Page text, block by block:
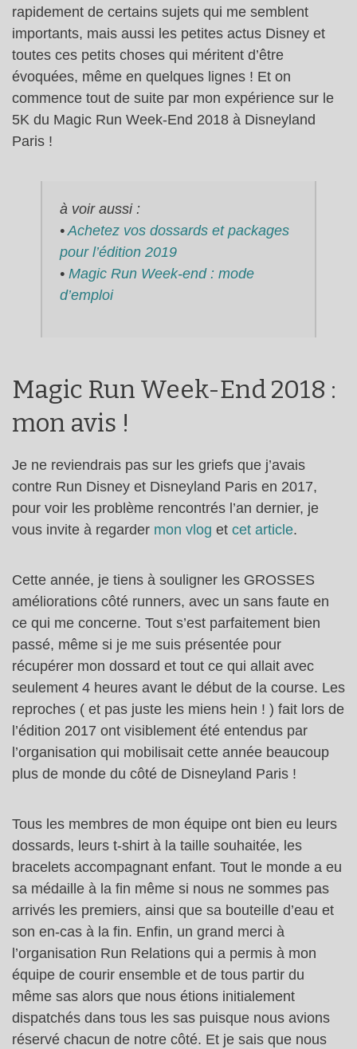
rapidement de certains sujets qui me semblent
importants, mais aussi les petites actus Disney et
toutes ces petits choses qui méritent d’être
évoquées, même en quelques lignes ! Et on
commence tout de suite par mon expérience sur le
5K du Magic Run Week-End 2018 à Disneyland
Paris !
à voir aussi :
• Achetez vos dossards et packages
pour l’édition 2019
• Magic Run Week-end : mode
d’emploi
Magic Run Week-End 2018 :
mon avis !
Je ne reviendrais pas sur les griefs que j’avais
contre Run Disney et Disneyland Paris en 2017,
pour voir les problème rencontrés l’an dernier, je
vous invite à regarder mon vlog et cet article.
Cette année, je tiens à souligner les GROSSES
améliorations côté runners, avec un sans faute en
ce qui me concerne. Tout s’est parfaitement bien
passé, même si je me suis présentée pour
récupérer mon dossard et tout ce qui allait avec
seulement 4 heures avant le début de la course. Les
reproches ( et pas juste les miens hein ! ) fait lors de
l’édition 2017 ont visiblement été entendus par
l’organisation qui mobilisait cette année beaucoup
plus de monde du côté de Disneyland Paris !
Tous les membres de mon équipe ont bien eu leurs
dossards, leurs t-shirt à la taille souhaitée, les
bracelets accompagnant enfant. Tout le monde a eu
sa médaille à la fin même si nous ne sommes pas
arrivés les premiers, ainsi que sa bouteille d’eau et
son en-cas à la fin. Enfin, un grand merci à
l’organisation Run Relations qui a permis à mon
équipe de courir ensemble et de tous partir du
même sas alors que nous étions initialement
dispatchés dans tous les sas puisque nous avions
réservé chacun de notre côté. Et je sais que nous